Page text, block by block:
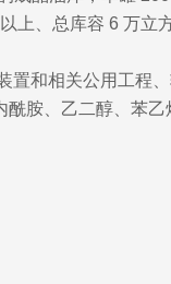
上、总库容 6 万立
置和相关公用工程、
胺、乙二醇、苯